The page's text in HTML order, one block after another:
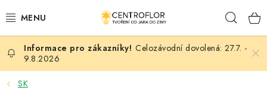
na
SEZÓNNÍ TVOŘENÍ
DŘEVĚNÉ VÝROBKY
Celozávodní dovolená: 27.7. -
9.8.2026
SK